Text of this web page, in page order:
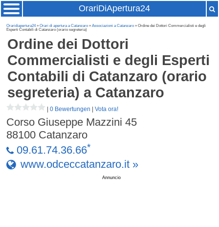
OrariDiApertura24
Oraridiapertura24»Orari di apertura a Catanzaro »Associazioni a Catanzaro » Ordine dei Dottori Commercialisti e degli
Esperti Contabili di Catanzaro (orario segreteria)
Ordine dei Dottori
Commercialisti e degli Esperti
Contabili di Catanzaro (orario
segreteria) a Catanzaro
|0 Bewertungen |Vota ora!
Corso Giuseppe Mazzini 45
88100 Catanzaro
09.61.74.36.66*
www.odceccatanzaro.it »
Annuncio